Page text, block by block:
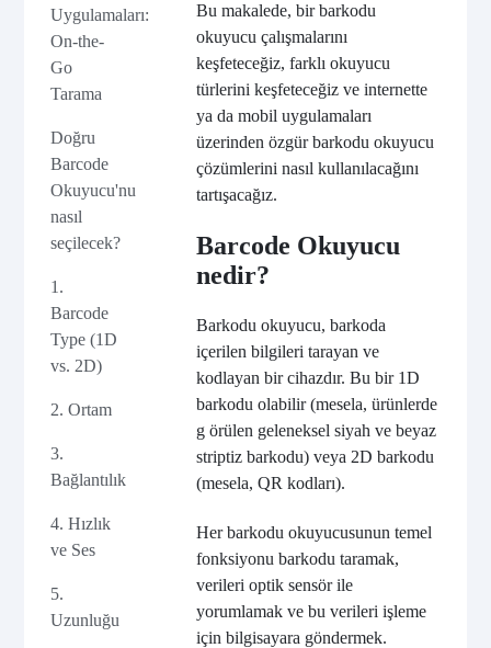
Uygulamaları:
On-the-
Go
Tarama
Doğru
Barcode
Okuyucu'nu
nasıl
seçilecek?
1.
Barcode
Type (1D
vs. 2D)
2. Ortam
3.
Bağlantılık
4. Hızlık
ve Ses
5.
Uzunluğu
Bu makalede, bir barkodu
okuyucu çalışmalarını
keşfeteceğiz, farklı okuyucu
türlerini keşfeteceğiz ve internette
ya da mobil uygulamaları
üzerinden özgür barkodu okuyucu
çözümlerini nasıl kullanılacağını
tartışacağız.
Barcode Okuyucu
nedir?
Barkodu okuyucu, barkoda
içerilen bilgileri tarayan ve
kodlayan bir cihazdır. Bu bir 1D
barkodu olabilir (mesela, ürünlerde
g örülen geleneksel siyah ve beyaz
striptiz barkodu) veya 2D barkodu
(mesela, QR kodları).
Her barkodu okuyucusunun temel
fonksiyonu barkodu taramak,
verileri optik sensör ile
yorumlamak ve bu verileri işleme
için bilgisayara göndermek.